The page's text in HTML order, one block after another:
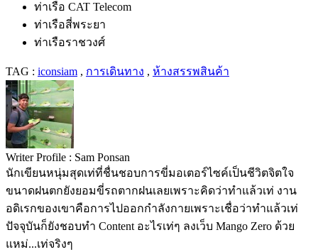
ท่าเรือ CAT Telecom
ท่าเรือสี่พระยา
ท่าเรือราชวงศ์
TAG : iconsiam , การเดินทาง , ห้างสรรพสินค้า
Writer Profile : Sam Ponsan
นักเขียนหนุ่มสุดเท่ที่ชื่นชอบการขี่มอเตอร์ไซค์เป็นชีวิตจิตใจ
ขนาดฝนตกยังยอมขี่รถตากฝนเลยเพราะคิดว่าทำแล้วเท่ งาน
อดิเรกของเขาคือการไปออกกำลังกายเพราะเชื่อว่าทำแล้วเท่
ปัจจุบันก็ยังชอบทำ Content อะไรเท่ๆ ลงเว็บ Mango Zero ด้วย
แหม่...เท่จริงๆ